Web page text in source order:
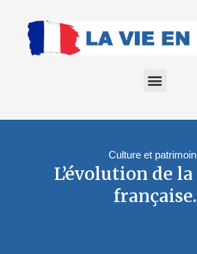
Culture et
L’évolution de
française.